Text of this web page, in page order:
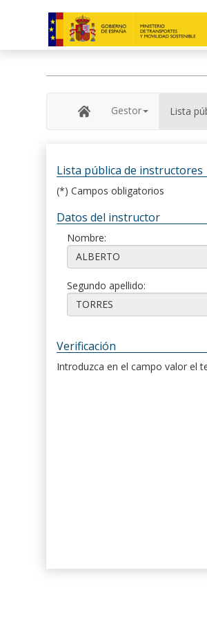
Gestor Lista
Lista pública de instructores
(*) Campos obligatorios
Datos del instructor
Nombre:
Segundo apellido:
Verificación
Introduzca en el campo valor el